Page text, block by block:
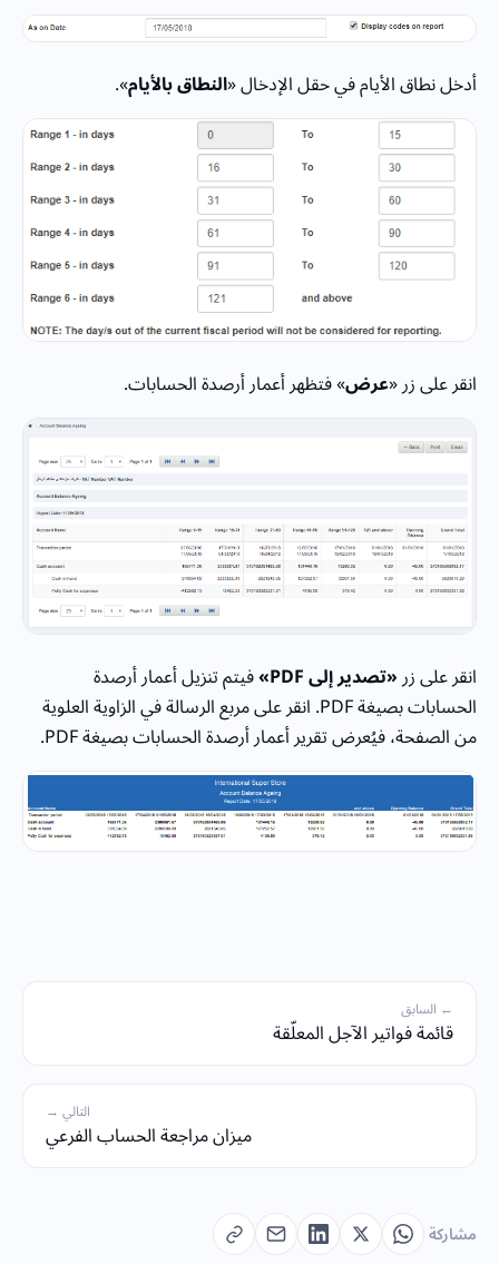
أدخل نطاق الأيام في حقل الإدخال «النطاق بالأيام».
انقر على زر «عرض» فتظهر أعمار أرصدة الحسابات.
انقر على زر«تصدير إلى PDF» فيتم تنزيل أعمار أرصدة
الحسابات بصيغة PDF. انقر على مربع الرسالة في الزاوية العلوية
من الصفحة، فيُعرض تقرير أعمار أرصدة الحسابات بصيغة PDF.
← السابق
قائمة فواتير الآجل المعلّقة
التالي →
ميزان مراجعة الحساب الفرعي
مشاركة